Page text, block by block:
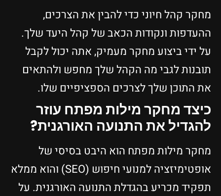
מחקר קהל חיוני כדי להבין את הצרכים,
ההעדפות ונקודות הכאב של קהל היעד שלך.
על ידי ביצוע מחקר מעמיק, אתה יכול לקבל
תובנות לגבי מה הקהל שלך מחפש ולהתאים
את התוכן שלך לצרכים הספציפיים שלו.
כיצד מחקר מילות מפתח עוזר
להגדיל את התנועה האורגנית?
מחקר מילות מפתח הוא היבט בסיסי של
אופטימיזציה למנועי חיפוש (SEO) והוא ממלא
תפקיד מכריע בהגדלת התנועה האורגנית. על